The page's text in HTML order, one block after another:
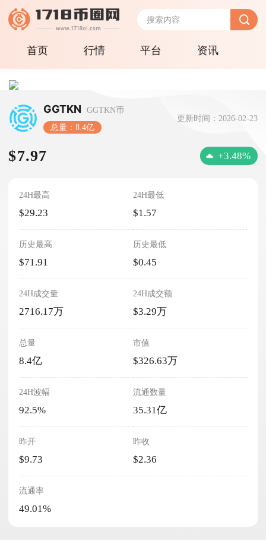
首页 行情 平台 资讯
GGTKN
GGTKN币
总量：8.4亿
更新时间：2026-02-23
$7.97 +3.48%
24H最高
$29.23
24H最低
$1.57
历史最高
$71.91
历史最低
$0.45
24H成交量
2716.17万
24H成交额
$3.29万
总量
8.4亿
市值
$326.63万
24H波幅
92.5%
流通数量
35.31亿
昨开
$9.73
昨收
$2.36
流通率
49.01%